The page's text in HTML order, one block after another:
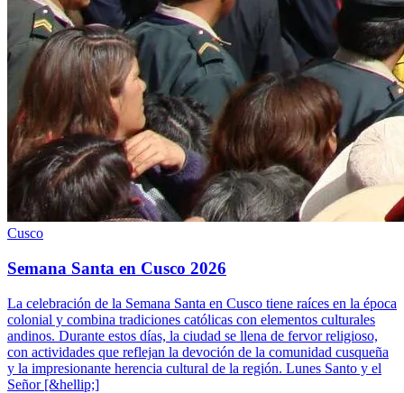
Cusco
Semana Santa en Cusco 2026
La celebración de la Semana Santa en Cusco tiene raíces en la época
colonial y combina tradiciones católicas con elementos culturales
andinos. Durante estos días, la ciudad se llena de fervor religioso,
con actividades que reflejan la devoción de la comunidad cusqueña
y la impresionante herencia cultural de la región. Lunes Santo y el
Señor [&hellip;]